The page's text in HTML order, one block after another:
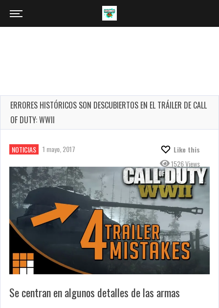
ERRORES HISTÓRICOS SON DESCUBIERTOS EN EL TRÁILER DE CALL
OF DUTY: WWII
NOTICIAS 1 mayo, 2017
Like this
1526 Views
Se centran en algunos detalles de las armas